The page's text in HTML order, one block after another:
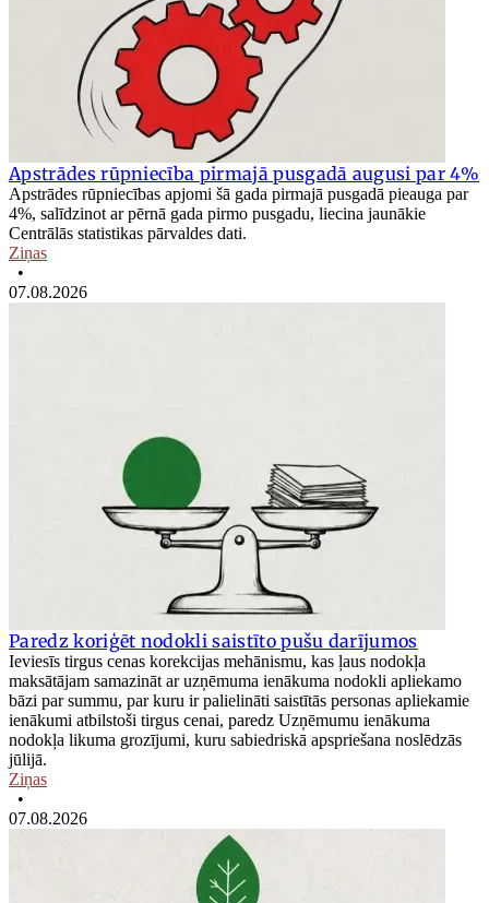
Apstrādes rūpniecība pirmajā pusgadā augusi par 4%
Apstrādes rūpniecības apjomi šā gada pirmajā pusgadā pieauga par
4%, salīdzinot ar pērnā gada pirmo pusgadu, liecina jaunākie
Centrālās statistikas pārvaldes dati.
Ziņas
•
07.08.2026
Paredz koriģēt nodokli saistīto pušu darījumos
Ieviesīs tirgus cenas korekcijas mehānismu, kas ļaus nodokļa
maksātājam samazināt ar uzņēmuma ienākuma nodokli apliekamo
bāzi par summu, par kuru ir palielināti saistītās personas apliekamie
ienākumi atbilstoši tirgus cenai, paredz Uzņēmumu ienākuma
nodokļa likuma grozījumi, kuru sabiedriskā apspriešana noslēdzās
jūlijā.
Ziņas
•
07.08.2026